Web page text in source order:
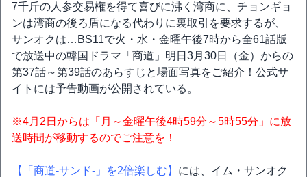
7千斤の人参交易権を得て喜びに沸く湾商に、チョンギョ
ンは湾商の後ろ盾になる代わりに裏取引を要求するが、
サンオクは…BS11で火・水・金曜午後7時から全61話版
で放送中の韓国ドラマ「商道」明日3月30日（金）からの
第37話～第39話のあらすじと場面写真をご紹介！公式サ
イトには予告動画が公開されている。
※4月2日からは「月～金曜午後4時59分～5時55分」に放
送時間が移動するのでご注意を！
【「商道-サンド-」を2倍楽しむ】 には、イム・サンオク